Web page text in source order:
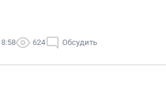
624 Обсудить